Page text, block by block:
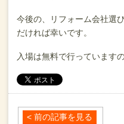
今後の、リフォーム会社選
だければ幸いです。
入場は無料で行っていますの
< 前の記事を見る